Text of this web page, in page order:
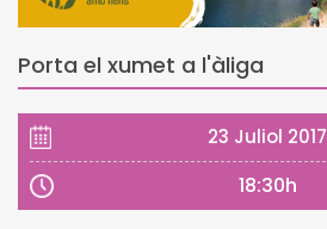
Porta el xumet a l'àliga
23 Juliol 2017
18:30h